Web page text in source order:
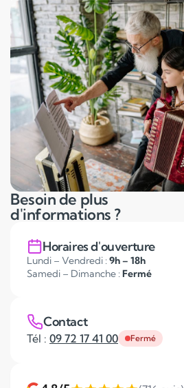
Besoin de plus
d'informations ?
Horaires d'ouverture
Lundi – Vendredi : 9h – 18h
Samedi – Dimanche : Fermé
Contact
Tél : 09 72 17 41 00 Fermé